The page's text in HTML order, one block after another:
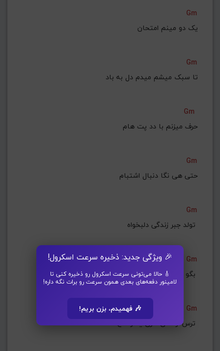
🎉 ویژگی جدید: ذخیره سرعت اسکرول!
🎸 حالا می‌تونی سرعت اسکرول رو ذخیره کنی تا
لامینور دفعه‌های بعدی همون سرعت رو برات نگه داره!
🎶 فهمیدم، بزن بریم!
Gm
یک دو مینم امتحان
Gm
تا سبک میشم میدم دل به باد
Gm
حرف میزنم با دد پت هام
Gm
حتی هی نگا دنبال اشتبام
Gm
Gm
Gm